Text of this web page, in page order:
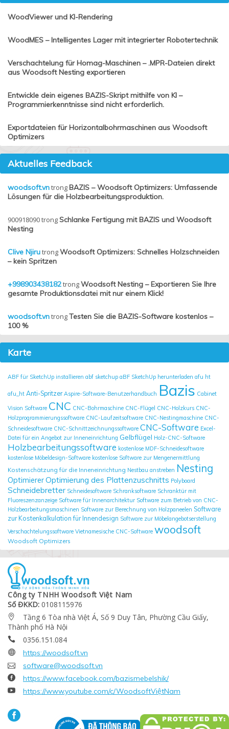
WoodViewer und KI-Rendering
WoodMES – Intelligentes Lager mit integrierter Robotertechnik
Verschachtelung für Homag-Maschinen – .MPR-Dateien direkt
aus Woodsoft Nesting exportieren
Entwickle dein eigenes BAZIS-Skript mithilfe von KI –
Programmierkenntnisse sind nicht erforderlich.
Exportdateien für Horizontalbohrmaschinen aus Woodsoft
Optimizers
Aktuelles Feedback
woodsoft.vntrongBAZIS – Woodsoft Optimizers: Umfassende
Lösungen für die Holzbearbeitungsproduktion.
900918090trongSchlanke Fertigung mit BAZIS und Woodsoft
Nesting
Clive NjirutrongWoodsoft Optimizers: Schnelles Holzschneiden
– kein Spritzen
+998903438182trongWoodsoft Nesting – Exportieren Sie Ihre
gesamte Produktionsdatei mit nur einem Klick!
woodsoft.vntrongTesten Sie die BAZIS-Software kostenlos –
100 %
Karte
ABF für SketchUp installieren abf sketchup aBF SketchUp herunterladen afu ht
afu_ht Anti-Spritzer Aspire-Software-Benutzerhandbuch Bazis Cabinet
Vision Software CNC CNC-Bohrmaschine CNC-Flügel CNC-Holzkurs CNC-
Holzprogrammierungssoftware CNC-Laufzeitsoftware CNC-Nestingmaschine CNC-
Schneidesoftware CNC-Schnittzeichnungssoftware CNC-Software Excel-
Datei für ein Angebot zur Inneneinrichtung Gelbflügel Holz-CNC-Software
Holzbearbeitungssoftware kostenlose MDF-Schneidesoftware
kostenlose Möbeldesign-Software kostenlose Software zur Mengenermittlung
Kostenschätzung für die Inneneinrichtung Nestbau anstreben Nesting
OptimiererOptimierung des Plattenzuschnitts Polyboard
Schneidebretter Schneidesoftware Schranksoftware Schranktür mit
Fluoreszenzanzeige Software für Innenarchitektur Software zum Betrieb von CNC-
Holzbearbeitungsmaschinen Software zur Berechnung von Holzpaneelen Software
zur Kostenkalkulation für Innendesign Software zur Möbelangebotserstellung
Verschachtelungssoftware Vietnamesische CNC-Software woodsoft
Woodsoft Optimizers
Công ty TNHH Woodsoft Việt Nam
Số ĐKKD: 0108115976

Tầng 6 Tòa nhà Việt Á, Số 9 Duy Tân, Phường Cầu Giấy,
Thành phố Hà Nội
 0356.151.084
 https://woodsoft.vn
 software@woodsoft.vn
 https://www.facebook.com/bazismebelshik/
 https://www.youtube.com/c/WoodsoftViệtNam
